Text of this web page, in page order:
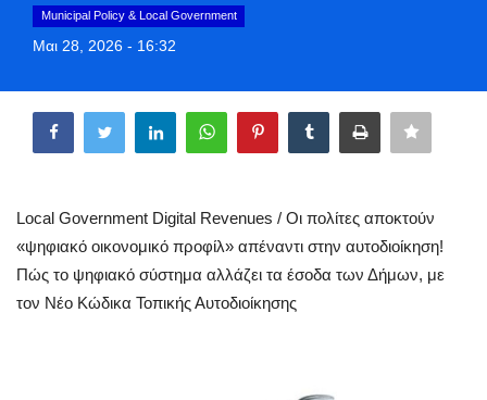
Greece
Arts & Culture
Mykonos Ticker TV
Sport
Municipal Policy & Local Government
Μαι 28, 2026 - 16:32
Local Government Digital Revenues / Οι πολίτες αποκτούν
«ψηφιακό οικονομικό προφίλ» απέναντι στην αυτοδιοίκηση!
Πώς το ψηφιακό σύστημα αλλάζει τα έσοδα των Δήμων, με
τον Νέο Κώδικα Τοπικής Αυτοδιοίκησης